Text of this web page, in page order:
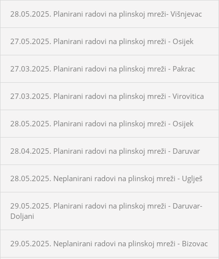
28.05.2025. Planirani radovi na plinskoj mreži- Višnjevac
27.05.2025. Planirani radovi na plinskoj mreži - Osijek
27.03.2025. Planirani radovi na plinskoj mreži - Pakrac
27.03.2025. Planirani radovi na plinskoj mreži - Virovitica
28.05.2025. Planirani radovi na plinskoj mreži - Osijek
28.04.2025. Planirani radovi na plinskoj mreži - Daruvar
28.05.2025. Neplanirani radovi na plinskoj mreži - Uglješ
29.05.2025. Planirani radovi na plinskoj mreži - Daruvar-
Doljani
29.05.2025. Neplanirani radovi na plinskoj mreži - Bizovac